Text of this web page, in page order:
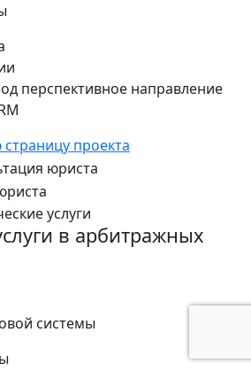
перспективное направление
проекта
в арбитражных
системы